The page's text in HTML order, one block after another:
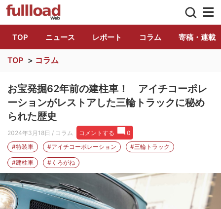
トラック総合情報誌「フルロード」公式
TOP ニュース レポート コラム 寄稿・連載
TOP > コラム
お宝発掘62年前の建柱車！ アイチコーポレ
ーションがレストアした三輪トラックに秘め
られた歴史
2024年3月18日 / コラム コメントする
0
#特装車
#アイチコーポレーション #三輪トラック
#建柱車 #くろがね